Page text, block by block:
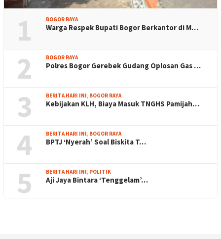
1 BOGOR RAYA
Warga Respek Bupati Bogor Berkantor di M…
2 BOGOR RAYA
Polres Bogor Gerebek Gudang Oplosan Gas …
3 BERITA HARI INI, BOGOR RAYA
Kebijakan KLH, Biaya Masuk TNGHS Pamijah…
4 BERITA HARI INI, BOGOR RAYA
BPTJ ‘Nyerah’ Soal Biskita T…
5 BERITA HARI INI, POLITIK
Aji Jaya Bintara ‘Tenggelam’…